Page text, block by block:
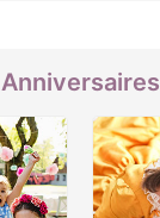
Anniversaires